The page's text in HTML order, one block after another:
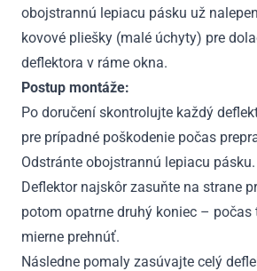
obojstrannú lepiacu pásku už
kovové pliešky (malé úchyty) pre
deflektora v ráme okna.
Postup montáže:
Po doručení skontrolujte každý
pre prípadné poškodenie počas
Odstránte obojstrannú lepiacu pásku.
Deflektor najskôr zasuňte na strane
potom opatrne druhý koniec – počas
mierne prehnúť.
Následne pomaly zasúvajte celý